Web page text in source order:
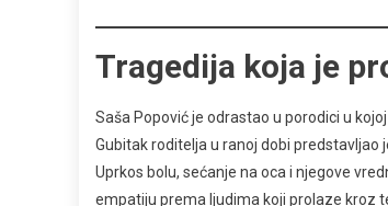
Tragedija koja je
Saša Popović je odrastao u porodici u
Gubitak roditelja u ranoj dobi predstavljao
Uprkos bolu, sećanje na oca i njegove
empatiju prema ljudima koji prolaze kroz